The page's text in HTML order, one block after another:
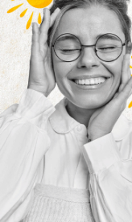
Nueva
Hazte ya con
la revista
imagen para